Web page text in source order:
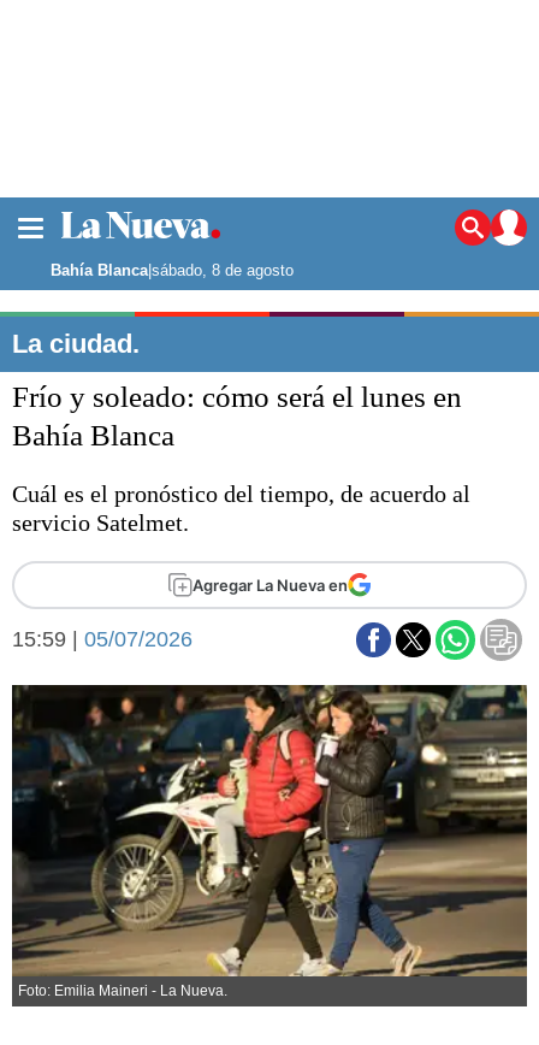
Noticias
La ciudad
Punta Alta
El mundo
Deportes
Escenario Olímpico
Fútbol
Cines
Economía y campo
Economía y finanzas
Con el campo
Espacio empresas
Sociedad y tiempo
libre
Sociedad
Tecnología
Turismo
Salud
Es viral
El tiempo
Bahía Blanca|sábado, 8 de agosto
La ciudad.
Frío y soleado: cómo será el lunes en
Bahía Blanca
Cuál es el pronóstico del tiempo, de acuerdo al
servicio Satelmet.
Agregar La Nueva en
15:59 | 05/07/2026
Foto: Emilia Maineri - La Nueva.